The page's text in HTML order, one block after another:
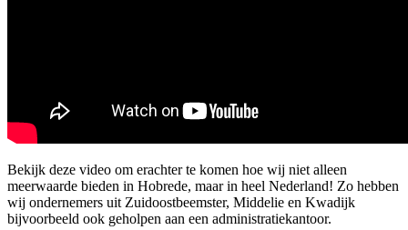
Bekijk deze video om erachter te komen hoe wij niet alleen
meerwaarde bieden in Hobrede, maar in heel Nederland! Zo hebben
wij ondernemers uit Zuidoostbeemster, Middelie en Kwadijk
bijvoorbeeld ook geholpen aan een administratiekantoor.